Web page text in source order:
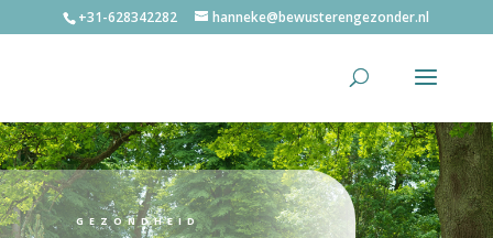
+31-628342282 hanneke@bewusterengezonder.nl
GEZONDHEID